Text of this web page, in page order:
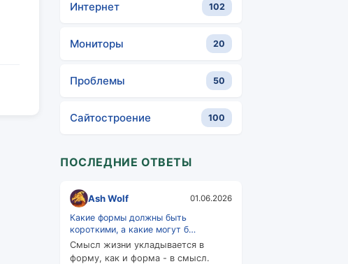
Интернет 102
Мониторы 20
Проблемы 50
Сайтостроение 100
ПОСЛЕДНИЕ ОТВЕТЫ
Ash Wolf 01.06.2026
Какие формы должны быть
короткими, а какие могут б…
Смысл жизни укладывается в
форму, как и форма - в смысл.